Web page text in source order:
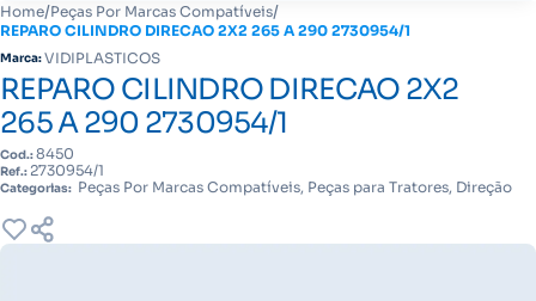
Home/Peças Por Marcas Compatíveis/
REPARO CILINDRO DIRECAO 2X2 265 A 290 2730954/1
Marca:VIDIPLASTICOS
REPARO CILINDRO DIRECAO 2X2
265 A 290 2730954/1
Cod.:8450
Ref.: 2730954/1
Categorias: Peças Por Marcas Compatíveis, Peças para Tratores, Direção